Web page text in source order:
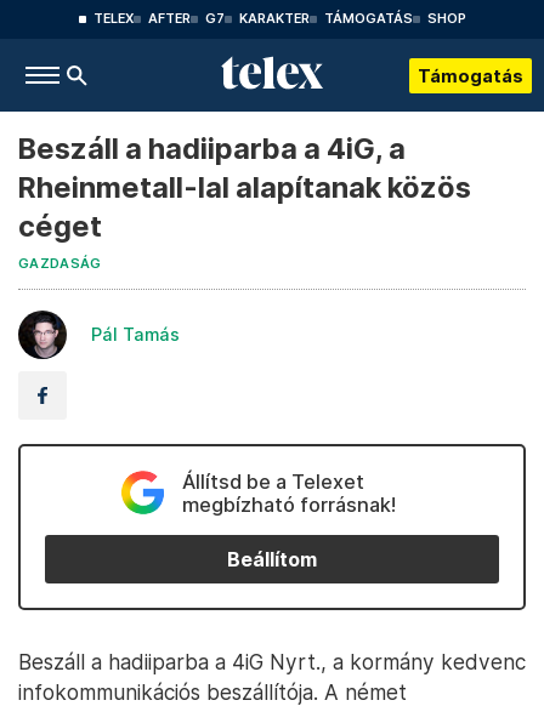
TELEX AFTER G7 KARAKTER TÁMOGATÁS SHOP
Támogatás
Beszáll a hadiiparba a 4iG, a
Rheinmetall-lal alapítanak közös
céget
GAZDASÁG
Pál Tamás
Állítsd be a Telexet
megbízható forrásnak!
Beállítom
Beszáll a hadiiparba a 4iG Nyrt., a kormány kedvenc
infokommunikációs beszállítója. A német